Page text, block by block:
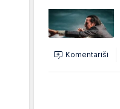
Komentariši